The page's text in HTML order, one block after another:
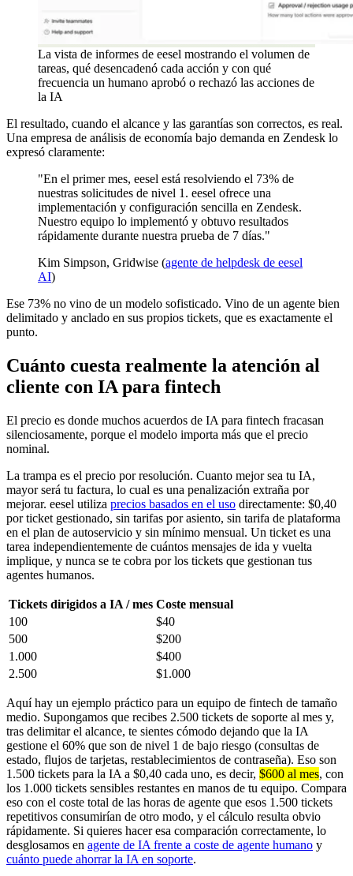
La vista de informes de eesel mostrando el volumen de
tareas, qué desencadenó cada acción y con qué
frecuencia un humano aprobó o rechazó las acciones de
la IA
El resultado, cuando el alcance y las garantías son correctos, es real.
Una empresa de análisis de economía bajo demanda en Zendesk lo
expresó claramente:
"En el primer mes, eesel está resolviendo el 73% de
nuestras solicitudes de nivel 1. eesel ofrece una
implementación y configuración sencilla en Zendesk.
Nuestro equipo lo implementó y obtuvo resultados
rápidamente durante nuestra prueba de 7 días."
Kim Simpson, Gridwise (agente de helpdesk de eesel
AI)
Ese 73% no vino de un modelo sofisticado. Vino de un agente bien
delimitado y anclado en sus propios tickets, que es exactamente el
punto.
Cuánto cuesta realmente la atención al
cliente con IA para fintech
El precio es donde muchos acuerdos de IA para fintech fracasan
silenciosamente, porque el modelo importa más que el precio
nominal.
La trampa es el precio por resolución. Cuanto mejor sea tu IA,
mayor será tu factura, lo cual es una penalización extraña por
mejorar. eesel utiliza precios basados en el uso directamente: $0,40
por ticket gestionado, sin tarifas por asiento, sin tarifa de plataforma
en el plan de autoservicio y sin mínimo mensual. Un ticket es una
tarea independientemente de cuántos mensajes de ida y vuelta
implique, y nunca se te cobra por los tickets que gestionan tus
agentes humanos.
Tickets dirigidos a IA / mes Coste mensual
100
$40
500
$200
1.000
$400
2.500
$1.000
Aquí hay un ejemplo práctico para un equipo de fintech de tamaño
medio. Supongamos que recibes 2.500 tickets de soporte al mes y,
tras delimitar el alcance, te sientes cómodo dejando que la IA
gestione el 60% que son de nivel 1 de bajo riesgo (consultas de
estado, flujos de tarjetas, restablecimientos de contraseña). Eso son
1.500 tickets para la IA a $0,40 cada uno, es decir, $600 al mes, con
los 1.000 tickets sensibles restantes en manos de tu equipo. Compara
eso con el coste total de las horas de agente que esos 1.500 tickets
repetitivos consumirían de otro modo, y el cálculo resulta obvio
rápidamente. Si quieres hacer esa comparación correctamente, lo
desglosamos en agente de IA frente a coste de agente humano y
cuánto puede ahorrar la IA en soporte.